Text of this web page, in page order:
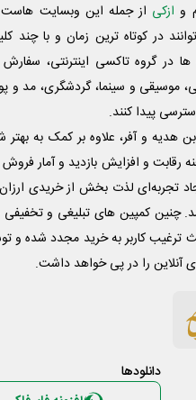
و ازکی از جمله این وبسایت ‌هاست.
در کوتاه ترین زمان و با چند
در گروه تاکسی اینترنتی، سفارش
موسیقی و سینما، گردشگری، مد و
پیدا کنند.
بن هدیه و آفر، علاوه بر کمک به
رقابت و افزایش بازدید و آمار
تجربه‌ای لذت بخش از خریدی
چنین کمپین های تبلیغی و
ترغیب کاربر به خرید مجدد شده و
آنلاین را در پی خواهد داشت.
دانلود‌ها